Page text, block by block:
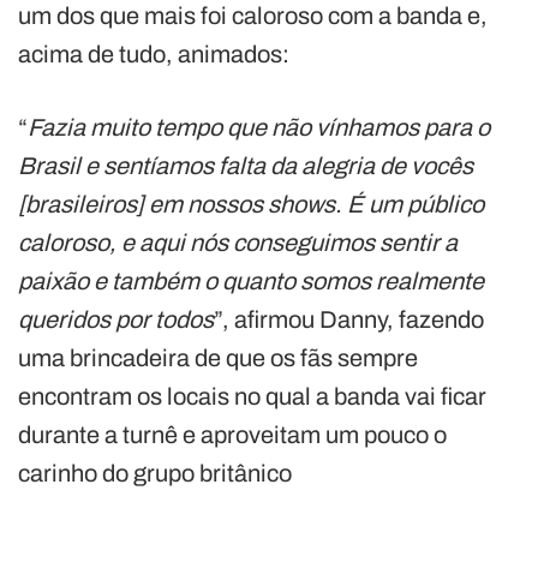
um dos que mais foi caloroso com a banda e,
acima de tudo, animados:
“Fazia muito tempo que não vínhamos para o
Brasil e sentíamos falta da alegria de vocês
[brasileiros] em nossos shows. É um público
caloroso, e aqui nós conseguimos sentir a
paixão e também o quanto somos realmente
queridos por todos”, afirmou Danny, fazendo
uma brincadeira de que os fãs sempre
encontram os locais no qual a banda vai ficar
durante a turnê e aproveitam um pouco o
carinho do grupo britânico